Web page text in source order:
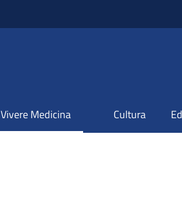
Vivere Medicina Cultura